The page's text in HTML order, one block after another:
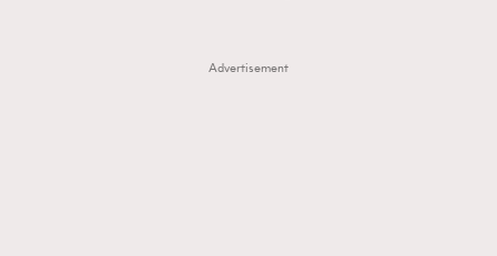
Advertisement